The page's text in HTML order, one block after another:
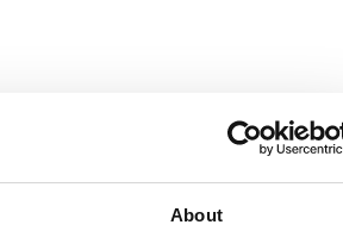
About